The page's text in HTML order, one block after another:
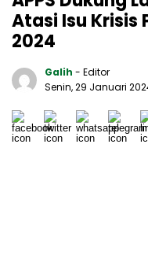
Atasi Isu Krisis
2024
Galih - Editor
Senin, 29 Januari